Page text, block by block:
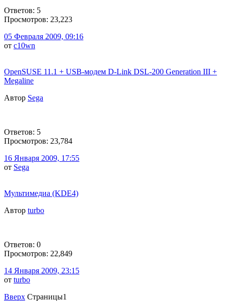
Ответов: 5
Просмотров: 23,223
05 Февраля 2009, 09:16
от c10wn
OpenSUSE 11.1 + USB-модем D-Link DSL-200 Generation III +
Megaline
Автор Sega
Ответов: 5
Просмотров: 23,784
16 Января 2009, 17:55
от Sega
Мультимедиа (KDE4)
Автор turbo
Ответов: 0
Просмотров: 22,849
14 Января 2009, 23:15
от turbo
Вверх Страницы1